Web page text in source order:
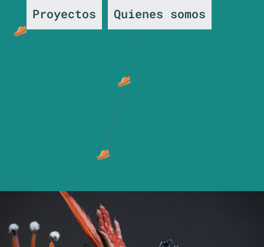
Proyectos Quienes somos